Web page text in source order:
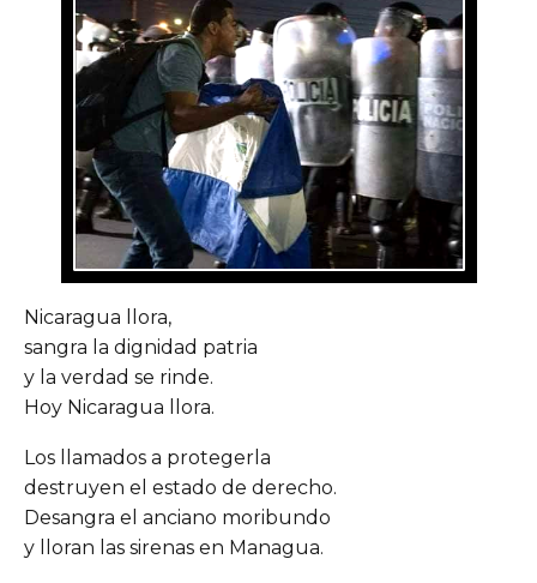
Nicaragua llora,
sangra la dignidad patria
y la verdad se rinde.
Hoy Nicaragua llora.
Los llamados a protegerla
destruyen el estado de derecho.
Desangra el anciano moribundo
y lloran las sirenas en Managua.